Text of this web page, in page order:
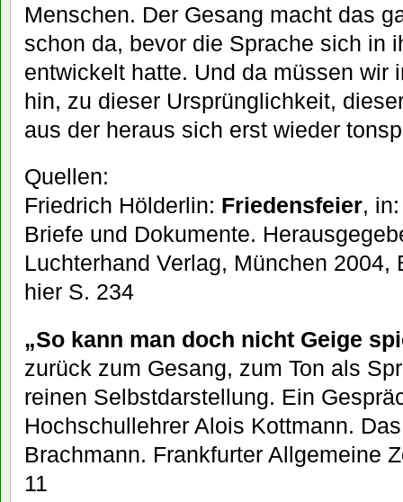
Menschen. Der Gesang macht das
schon da, bevor die Sprache sich in
entwickelt hatte. Und da müssen wir
hin, zu dieser Ursprünglichkeit,
aus der heraus sich erst wieder
Quellen:
Friedrich Hölderlin: Friedensfeier,
Briefe und Dokumente.
Luchterhand Verlag, München 2004,
hier S. 234
„So kann man doch nicht Geige
zurück zum Gesang, zum Ton als
reinen Selbstdarstellung. Ein
Hochschullehrer Alois Kottmann.
Brachmann. Frankfurter Allgemeine
11